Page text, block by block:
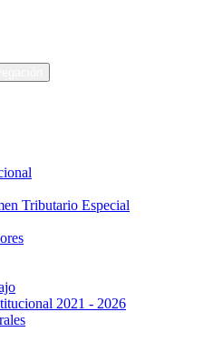
Tributario Especial
2021 - 2026